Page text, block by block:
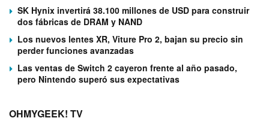
SK Hynix invertirá 38.100 millones de USD para construir
dos fábricas de DRAM y NAND
Los nuevos lentes XR, Viture Pro 2, bajan su precio sin
perder funciones avanzadas
Las ventas de Switch 2 cayeron frente al año pasado,
pero Nintendo superó sus expectativas
OHMYGEEK! TV